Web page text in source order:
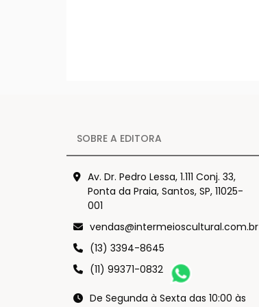
SOBRE A EDITORA
Av. Dr. Pedro Lessa, 1.111 Conj. 33,
Ponta da Praia, Santos, SP, 11025-
001
vendas@intermeioscultural.com.br
(13) 3394-8645
(11) 99371-0832
De Segunda à Sexta das 10:00 às